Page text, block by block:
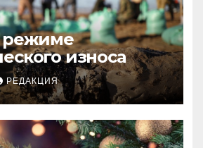
режиме
износа
РЕДАКЦИЯ